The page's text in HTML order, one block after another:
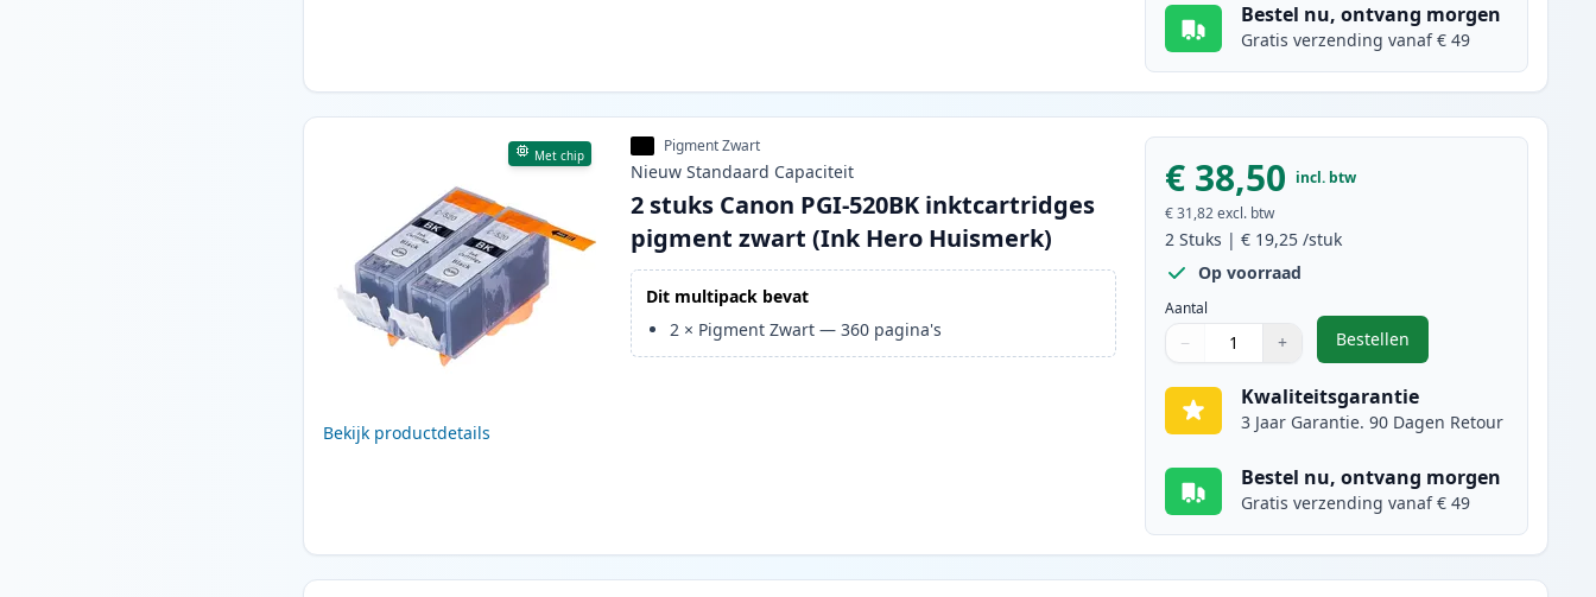
Bestel nu, ontvang morgen
Gratis verzending vanaf € 49
Met chip
Bekijk productdetails
Pigment Zwart
Nieuw Standaard Capaciteit
2 stuks Canon PGI-520BK inktcartridges
pigment zwart (Ink Hero Huismerk)
Dit multipack bevat
2 × Pigment Zwart —360 pagina's
€ 38,50 incl. btw
€ 31,82 excl. btw
2 Stuks |€ 19,25 /stuk
Op voorraad
Aantal
Aantal
Gebruik de knoppen om aan te passen
− +
Aantal 1
Bestellen
,2 stuks Canon PGI-
Kwaliteitsgarantie
3 Jaar Garantie. 90 Dagen Retour
Bestel nu, ontvang morgen
Gratis verzending vanaf € 49